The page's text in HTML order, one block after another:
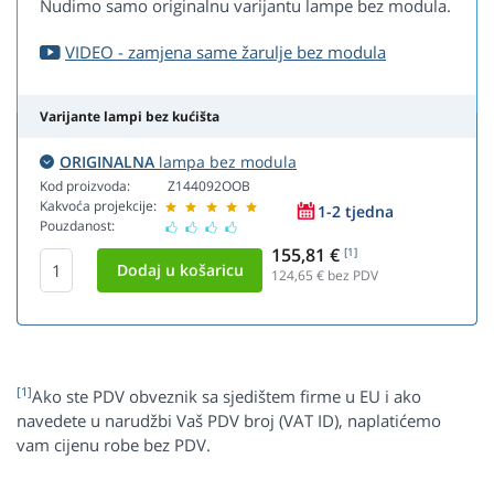
Nudimo samo originalnu varijantu lampe bez modula.
VIDEO - zamjena same žarulje bez modula
Varijante lampi bez kućišta
ORIGINALNA lampa bez modula
Kod proizvoda:
Kakvoća projekcije:
Pouzdanost:
Z144092OOB
1-2 tjedna
155,81 € [1]
124,65 € bez PDV
[1]Ako ste PDV obveznik sa sjedištem firme u EU i ako
navedete u narudžbi Vaš PDV broj (VAT ID), naplatićemo
vam cijenu robe bez PDV.